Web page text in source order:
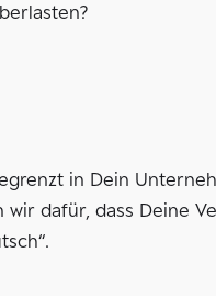
in Dein
dafür, dass Deine